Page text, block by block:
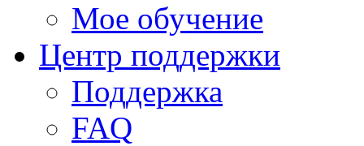
Мое обучение
Центр поддержки
Поддержка
FAQ